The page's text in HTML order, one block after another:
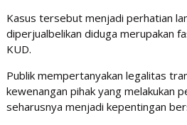
Kasus tersebut menjadi perhatian
diperjualbelikan diduga merupakan
KUD.
Publik mempertanyakan legalitas
kewenangan pihak yang melakukan
seharusnya menjadi kepentingan